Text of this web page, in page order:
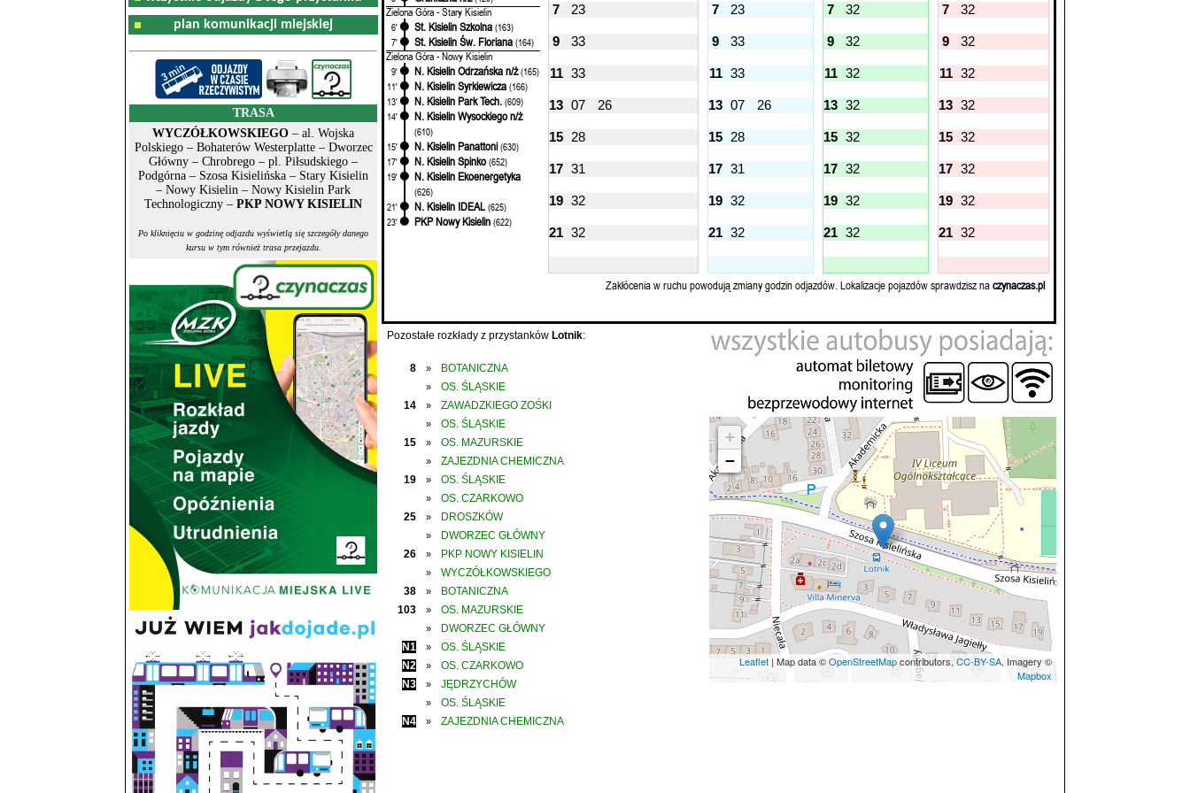
plan komunikacji miejskiej
TRASA
WYCZÓŁKOWSKIEGO – al. Wojska
Polskiego – Bohaterów Westerplatte – Dworzec
Główny – Chrobrego – pl. Piłsudskiego –
Podgórna – Szosa Kisielińska – Stary Kisielin
– Nowy Kisielin – Nowy Kisielin Park
Technologiczny – PKP NOWY KISIELIN
Po kliknięciu w godzinę odjazdu wyświetlą się szczegóły danego
kursu w tym również trasa przejazdu.
Zielona Góra - Stary Kisielin
6' St. Kisielin Szkolna (163)
7'
St. Kisielin Św. Floriana (164)
Zielona Góra - Nowy Kisielin
9' N. Kisielin Odrzańska n/ż (165)
11'
N. Kisielin Syrkiewicza (166)
13'
N. Kisielin Park Tech. (609)
14'
N. Kisielin Wysockiego n/ż
(610)
15'
N. Kisielin Panattoni (630)
17'
N. Kisielin Spinko (652)
19'
N. Kisielin Ekoenergetyka
(626)
21'
N. Kisielin IDEAL (625)
23'
PKP Nowy Kisielin (622)
7
23 7 23 7 32 7 32
9 33 9 33 9 32 9 32
11 33 11 33 11 32 11 32
13 07 26 13 07 26 13 32 13 32
15 28 15 28 15 32 15 32
17 31 17 31 17 32 17 32
19 32 19 32 19 32 19 32
21 32 21 32 21 32 21 32
Zakłócenia w ruchu powodują zmiany godzin odjazdów. Lokalizacje pojazdów sprawdzisz naczynaczas.pl
Pozostałe rozkłady z przystanków Lotnik:
8 » BOTANICZNA
»
OS. ŚLĄSKIE
14
» ZAWADZKIEGO ZOŚKI
»
OS. ŚLĄSKIE
15
» OS. MAZURSKIE
»
ZAJEZDNIA CHEMICZNA
19
» OS. ŚLĄSKIE
»
OS. CZARKOWO
25
» DROSZKÓW
»
DWORZEC GŁÓWNY
26
» PKP NOWY KISIELIN
»
WYCZÓŁKOWSKIEGO
38
»
BOTANICZNA
103
» OS. MAZURSKIE
»
DWORZEC GŁÓWNY
N1
»
OS. ŚLĄSKIE
N2
»
OS. CZARKOWO
N3
» JĘDRZYCHÓW
»
OS. ŚLĄSKIE
N4
» ZAJEZDNIA CHEMICZNA
+
−
Leaflet | Map data ©OpenStreetMapcontributors,CC-BY-SA, Imagery ©
Mapbox